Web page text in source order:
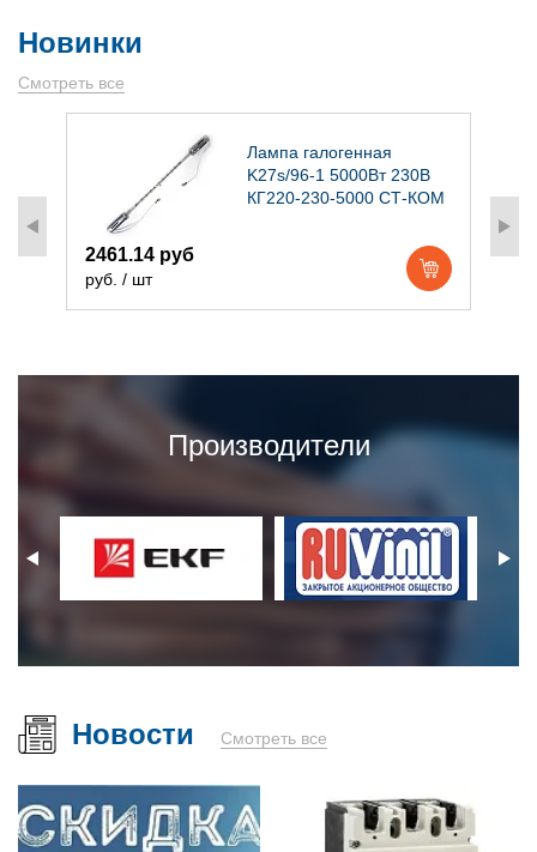
Новинки
Смотреть все
Лампа галогенная
K27s/96-1 5000Вт 230В
КГ220-230-5000 СТ-КОМ
2461.14 руб
руб. / шт
Производители
Новости Смотреть все